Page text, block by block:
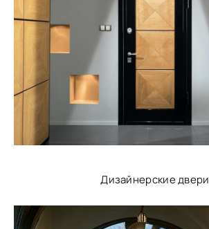
Дизайнерские двери